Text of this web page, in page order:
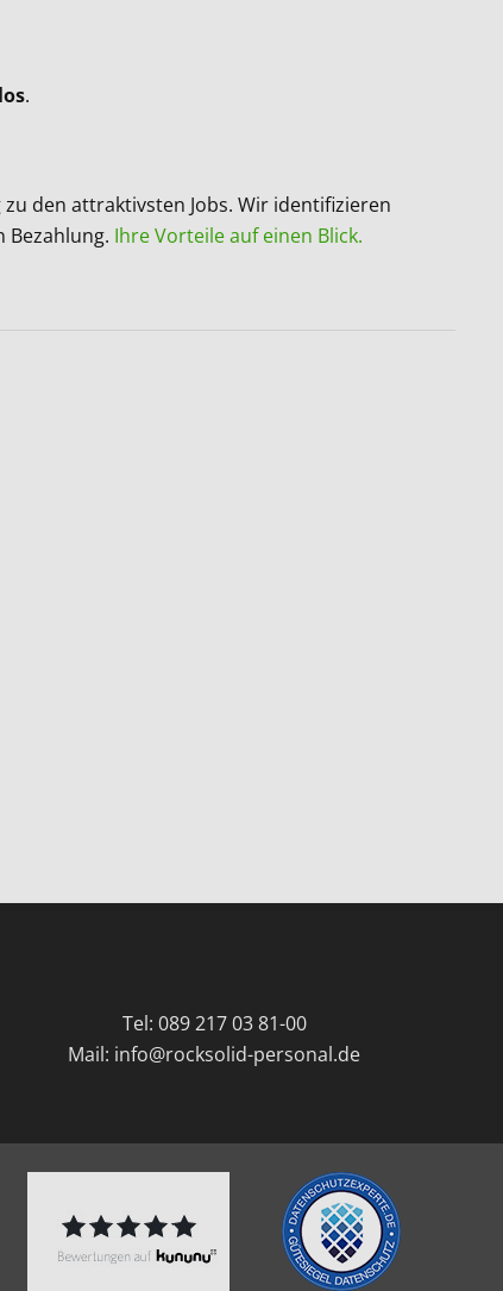
.
den attraktivsten Jobs. Wir identifizieren
Ihre Vorteile auf einen Blick.
Tel: 089 217 03 81-00
Mail: info@rocksolid-personal.de